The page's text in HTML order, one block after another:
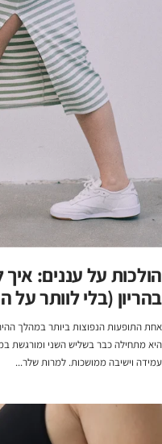
הולכות על עננים:
בהריון (בלי לוותר על
אחת התופעות הנפוצות ביותר במהלך
היא מתחילה כבר בשליש השני ומורגשת
עמידה וישיבה ממושכות. למרות שלר...